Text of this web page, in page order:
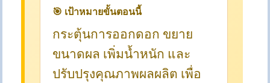
🎯 เป้าหมายขั้นตอนนี้
กระตุ้นการออกดอก ขยาย
ขนาดผล เพิ่มน้ำหนัก และ
ปรับปรุงคุณภาพผลผลิต เพื่อ